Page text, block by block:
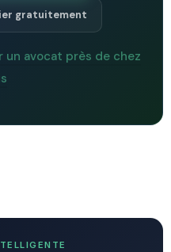
gratuitement
un avocat près de chez